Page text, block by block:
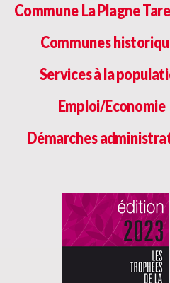
Commune La Plagne
Communes
Services à la
Emploi/Economie
Démarches